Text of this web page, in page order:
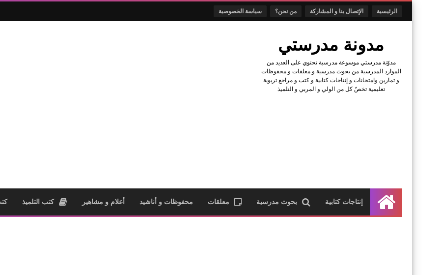
الرئيسية الإتصال بنا و المشاركة من نحن؟ سياسة الخصوصية
مدونة مدرستي
مدوّنة مدرستي موسوعة مدرسية تحتوي على العديد من
الموارد المدرسية من بحوث مدرسية و معلقات و محفوظات
و تمارين وامتحانات و إنتاجات كتابية و كتب و مراجع تربوية
تعليمية تخصّ كل من الولي و المربي و التلميذ
الرئيسية
إنتاجات كتابية بحوث مدرسية معلقات محفوظات و أناشيد أعلام و مشاهير كتب التلميذ